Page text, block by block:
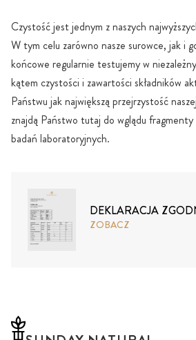
Czystość jest jednym z naszych
W tym celu zarówno nasze surowce, jak i
końcowe regularnie testujemy w
kątem czystości i zawartości składników
Państwu jak największą przejrzystość
znajdą Państwo tutaj do wglądu
badań laboratoryjnych.
DEKLARACJA
ZOBACZ